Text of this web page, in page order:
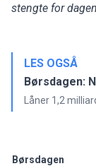
stengte for
LES OGSÅ
Børsdagen:
Låner 1,2
Børsdagen